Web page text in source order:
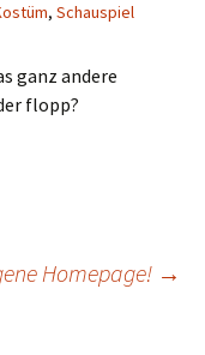
, Schauspiel
ganz andere
flopp?
Homepage! →